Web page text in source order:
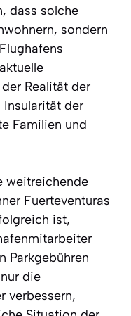
dass solche
sondern
Realität der
der
Familien und
weitreichende
Fuerteventuras
ist,
Parkgebühren
die
verbessern,